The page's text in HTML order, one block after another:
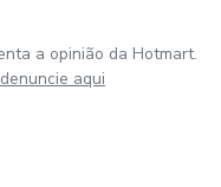
a opinião da Hotmart.
denuncie aqui